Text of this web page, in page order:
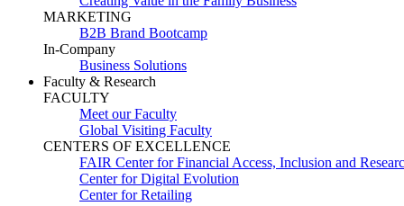
MARKETING
B2B Brand Bootcamp
In-Company
Business Solutions
Faculty & Research
FACULTY
Meet our Faculty
Global Visiting Faculty
CENTERS OF EXCELLENCE
FAIR Center for Financial Access, Inclusion and
Center for Digital Evolution
Center for Retailing